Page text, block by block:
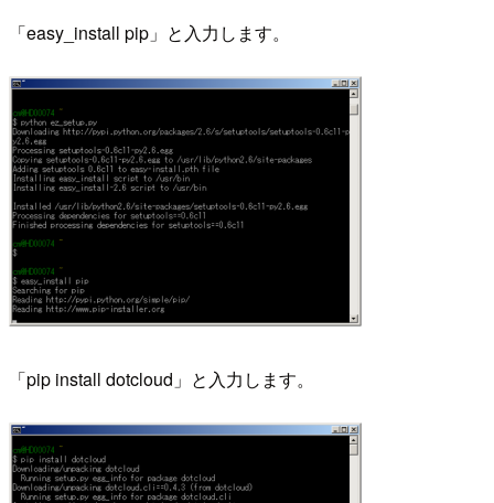
「easy_install pip」と入力します。
「pip install dotcloud」と入力します。